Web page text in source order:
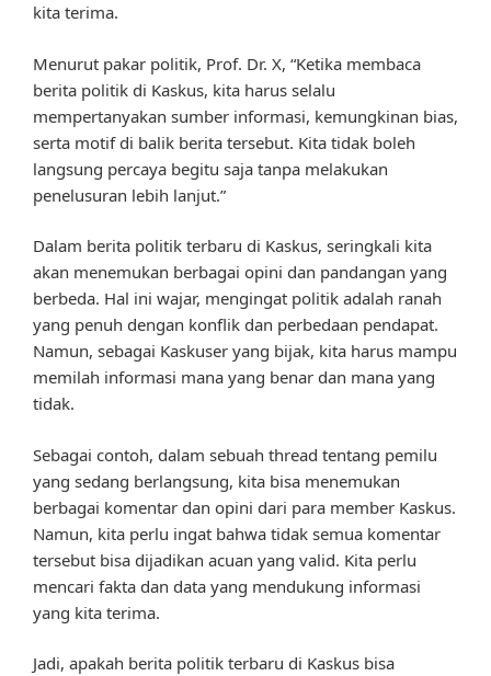
kita terima.
Menurut pakar politik, Prof. Dr. X, “Ketika membaca
berita politik di Kaskus, kita harus selalu
mempertanyakan sumber informasi, kemungkinan bias,
serta motif di balik berita tersebut. Kita tidak boleh
langsung percaya begitu saja tanpa melakukan
penelusuran lebih lanjut.”
Dalam berita politik terbaru di Kaskus, seringkali kita
akan menemukan berbagai opini dan pandangan yang
berbeda. Hal ini wajar, mengingat politik adalah ranah
yang penuh dengan konflik dan perbedaan pendapat.
Namun, sebagai Kaskuser yang bijak, kita harus mampu
memilah informasi mana yang benar dan mana yang
tidak.
Sebagai contoh, dalam sebuah thread tentang pemilu
yang sedang berlangsung, kita bisa menemukan
berbagai komentar dan opini dari para member Kaskus.
Namun, kita perlu ingat bahwa tidak semua komentar
tersebut bisa dijadikan acuan yang valid. Kita perlu
mencari fakta dan data yang mendukung informasi
yang kita terima.
Jadi, apakah berita politik terbaru di Kaskus bisa